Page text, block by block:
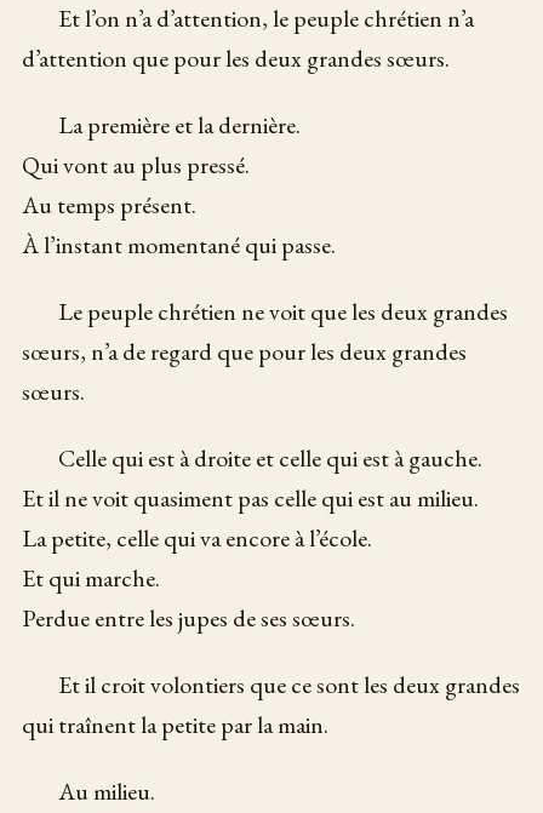
Et l’on n’a d’attention, le peuple chrétien n’a
d’attention que pour les deux grandes sœurs.
La première et la dernière.
Qui vont au plus pressé.
Au temps présent.
À l’instant momentané qui passe.
Le peuple chrétien ne voit que les deux grandes
sœurs, n’a de regard que pour les deux grandes
sœurs.
Celle qui est à droite et celle qui est à gauche.
Et il ne voit quasiment pas celle qui est au milieu.
La petite, celle qui va encore à l’école.
Et qui marche.
Perdue entre les jupes de ses sœurs.
Et il croit volontiers que ce sont les deux grandes
qui traînent la petite par la main.
Au milieu.